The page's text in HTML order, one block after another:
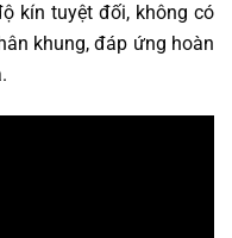
kín tuyệt đối, không có
khung, đáp ứng hoàn